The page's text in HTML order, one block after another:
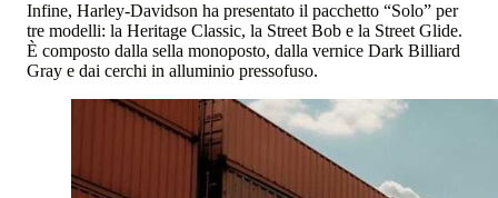
Infine, Harley-Davidson ha presentato il pacchetto “Solo” per
tre modelli: la Heritage Classic, la Street Bob e la Street Glide.
È composto dalla sella monoposto, dalla vernice Dark Billiard
Gray e dai cerchi in alluminio pressofuso.